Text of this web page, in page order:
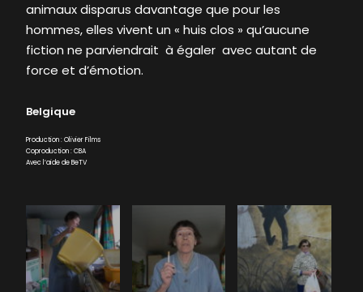
animaux disparus davantage que pour les
hommes, elles vivent un « huis clos » qu’aucune
fiction ne parviendrait à égaler avec autant de
force et d’émotion.
Belgique
Production : Olivier Films
Coproduction : CBA
Avec l’aide de BeTV